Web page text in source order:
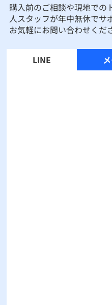
LINE
購入前のご相談や現地での
人スタッフが年中無休でサ
お気軽にお問い合わせくだ